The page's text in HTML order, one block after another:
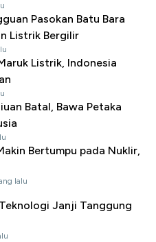
Pasokan Batu Bara
Listrik Bergilir
Listrik, Indonesia
Batal, Bawa Petaka
Bertumpu pada Nuklir,
lalu
Janji Tanggung